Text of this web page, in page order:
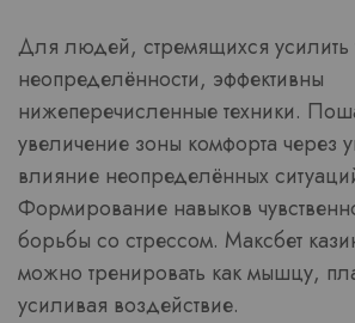
Для людей, стремящихся усилить
неопределённости, эффективны
нижеперечисленные техники.
увеличение зоны комфорта через
влияние неопределённых
Формирование навыков
борьбы со стрессом. Максбет
можно тренировать как мышцу,
усиливая воздействие.